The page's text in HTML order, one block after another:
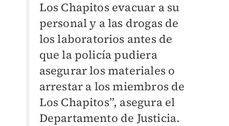
Los Chapitos evacuar a su
personal y a las drogas de
los laboratorios antes de
que la policía pudiera
asegurar los materiales o
arrestar a los miembros de
Los Chapitos”, asegura el
Departamento de Justicia.